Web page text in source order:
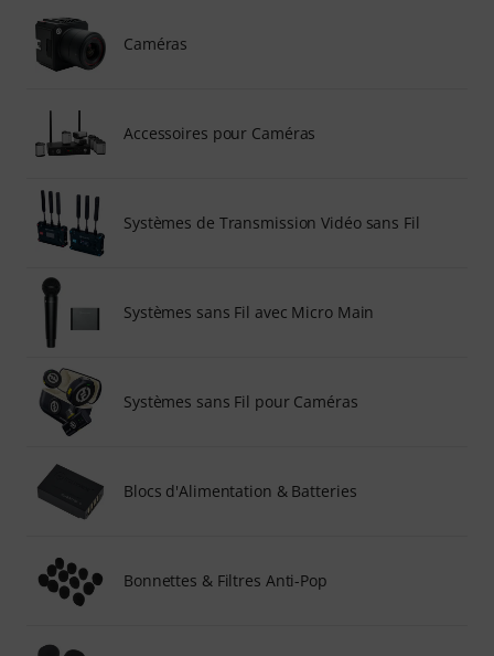
Caméras
Accessoires pour Caméras
Systèmes de Transmission Vidéo sans Fil
Systèmes sans Fil avec Micro Main
Systèmes sans Fil pour Caméras
Blocs d'Alimentation & Batteries
Bonnettes & Filtres Anti-Pop